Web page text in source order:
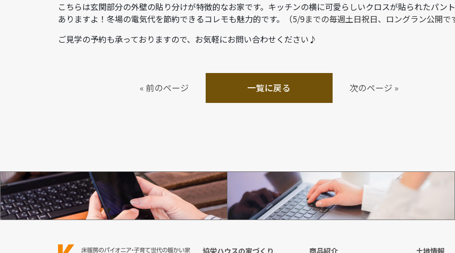
こちらは玄関部分の外壁の貼り分けが特徴的なお家です。キッチンの横に可愛らしいクロスが貼られたパン
ありますよ！冬場の電気代を節約できるコレモも魅力的です。（5/9までの毎週土日祝日、ロングラン公開で
ご見学の予約も承っておりますので、お気軽にお問い合わせください♪
« 前のページ 一覧に戻る 次のページ »
お問い合わせ 資料請求
協栄ハウスの家づくり 商品紹介 土地情報